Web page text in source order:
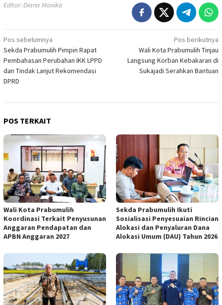
Editor: Diana Monika
Navigasi
pos
Pos sebelumnya
Sekda Prabumulih Pimpin Rapat
Pembahasan Perubahan IKK LPPD
dan Tindak Lanjut Rekomendasi
DPRD
Pos berikutnya
Wali Kota Prabumulih Tinjau
Langsung Korban Kebakaran di
Sukajadi Serahkan Bantuan
POS TERKAIT
Wali Kota Prabumulih
Koordinasi Terkait Penyusunan
Anggaran Pendapatan dan
APBN Anggaran 2027
Sekda Prabumulih Ikuti
Sosialisasi Penyesuaian Rincian
Alokasi dan Penyaluran Dana
Alokasi Umum (DAU) Tahun 2026